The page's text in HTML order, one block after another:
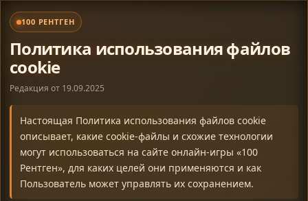
100 РЕНТГЕН
Политика использования файлов
cookie
Редакция от 19.09.2025
Настоящая Политика использования файлов cookie
описывает, какие cookie-файлы и схожие технологии
могут использоваться на сайте онлайн-игры «100
Рентген», для каких целей они применяются и как
Пользователь может управлять их сохранением.